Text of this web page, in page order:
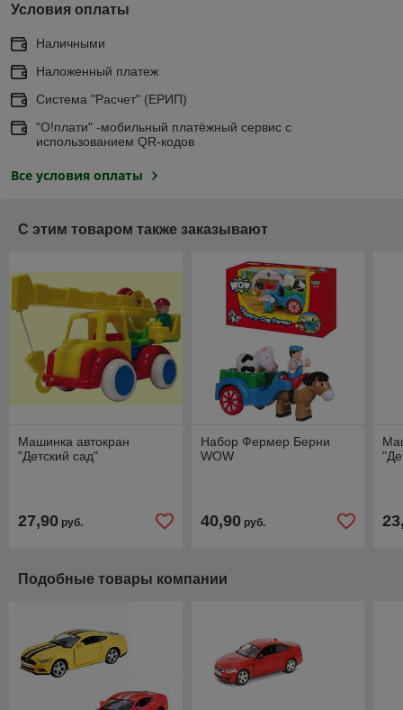
Условия оплаты
Наличными
Наложенный платеж
Система "Расчет" (ЕРИП)
"О!плати" -мобильный платёжный сервис с
использованием QR-кодов
Все условия оплаты
С этим товаром также заказывают
Машинка автокран
"Детский сад"
27,90 руб.
Набор Фермер Берни
WOW
40,90руб.
Подобные товары компании